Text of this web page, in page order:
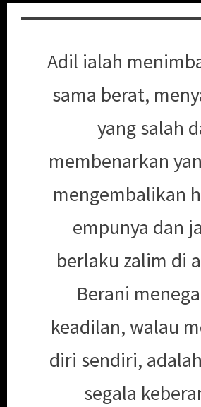
Adil ialah
sama berat,
yang salah
membenarkan
mengembalikan
empunya dan
berlaku zalim di
Berani
keadilan, walau
diri sendiri,
segala